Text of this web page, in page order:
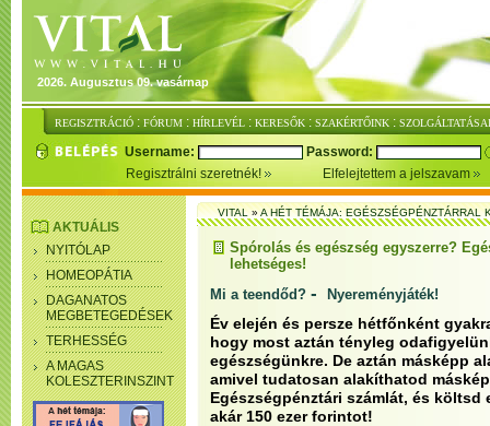
2026. Augusztus 09. vasárnap
REGISZTRÁCIÓ : FÓRUM : HÍRLEVÉL : KERESŐK : SZAKÉRTŐINK :
Username:
Password:
Regisztrálni szeretnék!
Elfelejtettem a jelszavam
AKTUÁLIS
NYITÓLAP
HOMEOPÁTIA
DAGANATOS
MEGBETEGEDÉSEK
TERHESSÉG
A MAGAS
KOLESZTERINSZINT
VITAL»A HÉT TÉMÁJA: EGÉSZSÉGPÉNZTÁRRAL
Spórolás és egészség egyszerre?
lehetséges!
Mi a teendőd? - Nyereményjáték!
Év elején és persze hétfőnként
hogy most aztán tényleg
egészségünkre. De aztán másképp
amivel tudatosan alakíthatod
Egészségpénztári számlát, és költsd
akár 150 ezer forintot!